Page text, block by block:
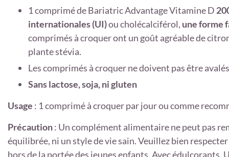
1 comprimé de Bariatric Advantage Vitamine D
internationales (UI)ou cholécalciférol, une forme
comprimés à croquer ont un goût agréable de
plante stévia.
Les comprimés à croquer ne doivent pas être
Sans lactose, soja, ni gluten
Usage : 1 comprimé à croquer par jour ou comme
Précaution: Un complément alimentaire ne peut pas
équilibrée, ni un style de vie sain. Veuillez bien
hors de la portée des jeunes enfants. Avec édulcorants.